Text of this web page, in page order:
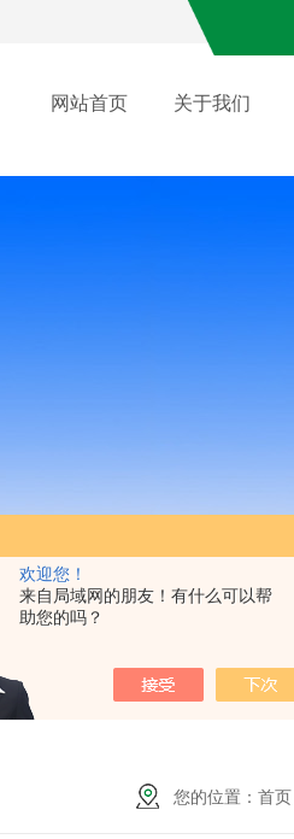
欢迎您！
来自局域网的朋友！有什么可以帮
助您的吗？
网站首页 关于我们
口螺旋式（猴头式）接地棒 JDX-S双舌式
您的位置：首页